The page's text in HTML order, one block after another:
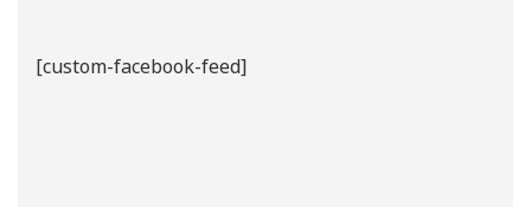
[custom-facebook-feed]